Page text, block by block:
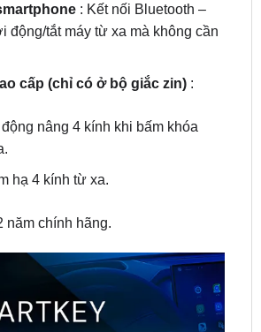
: Kết nối Bluetooth –
động/tắt máy từ xa mà không cần
cấp (chỉ có ở bộ giắc zin) :
nâng 4 kính khi bấm khóa
hạ 4 kính từ xa.
năm chính hãng.